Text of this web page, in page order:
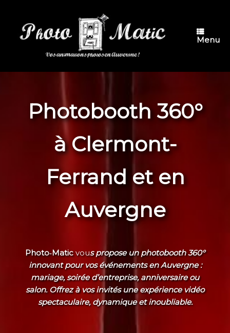
content
Menu
Photobooth 360°
à Clermont-
Ferrand et en
Auvergne
Photo‑Maticvous propose un photobooth 360°
innovant pour vos événements en Auvergne :
mariage, soirée d’entreprise, anniversaire ou
salon. Offrez à vos invités une expérience vidéo
spectaculaire, dynamique et inoubliable.